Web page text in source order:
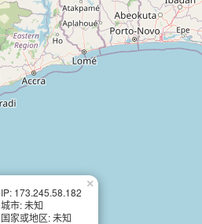
IP: 173.245.58.182
城市: 未知
国家或地区: 未知
×